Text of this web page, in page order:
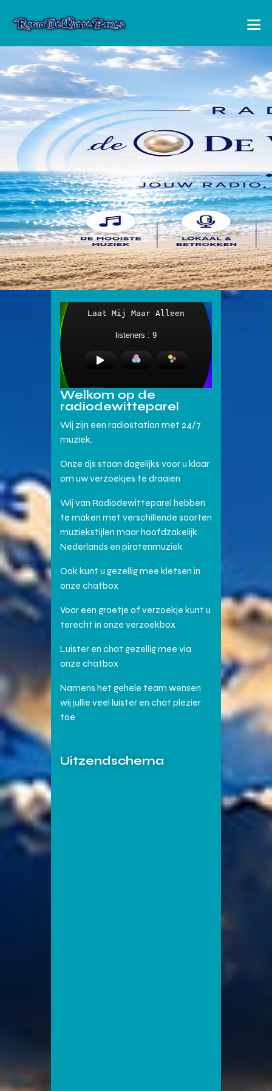
Welkom op de
radiodewitteparel
Wij zijn een radiostation met 24/7
muziek.
Onze djs staan dagelijks voor u klaar
om uw verzoekjes te draaien
Wij van Radiodewitteparel hebben
te maken met verschillende soorten
muziekstijlen maar hoofdzakelijk
Nederlands en piratenmuziek
Ook kunt u gezellig mee kletsen in
onze chatbox
Voor een groetje of verzoekje kunt u
terecht in onze verzoekbox
Luister en chat gezellig mee via
onze chatbox
Namens het gehele team wensen
wij jullie veel luister en chat plezier
toe
Uitzendschema